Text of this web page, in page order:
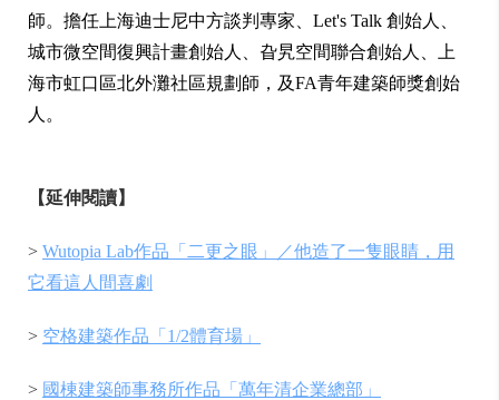
師。擔任上海迪士尼中方談判專家、Let's Talk 創始人、
城市微空間復興計畫創始人、旮旯空間聯合創始人、上
海市虹口區北外灘社區規劃師，及FA青年建築師獎創始
人。
【延伸閱讀】
> Wutopia Lab作品「二更之眼」／他造了一隻眼睛，用
它看這人間喜劇
> 空格建築作品「1/2體育場」
> 國棟建築師事務所作品「萬年清企業總部」